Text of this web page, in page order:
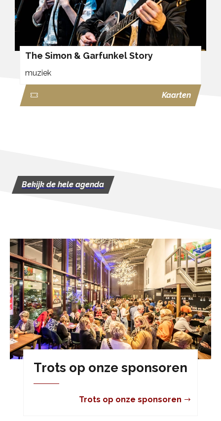
The Simon & Garfunkel Story
muziek
Kaarten
Bekijk de hele agenda
Trots op onze sponsoren
Trots op onze sponsoren